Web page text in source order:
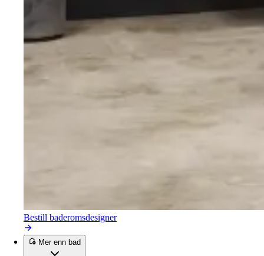
Bestill baderomsdesigner
Mer enn bad